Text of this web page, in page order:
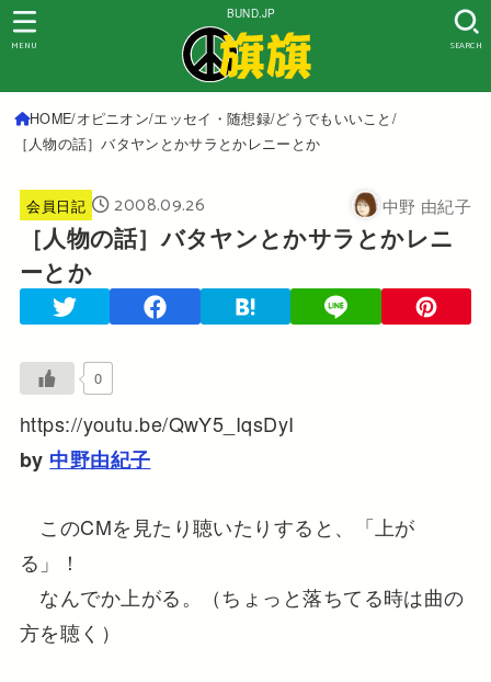
BUND.JP
SEARCH
MENU
HOME オピニオン エッセイ・随想録 どうでもいいこと
［人物の話］バタヤンとかサラとかレニーとか
会員日記 2008.09.26 中野 由紀子
［人物の話］バタヤンとかサラとかレニ
ーとか
0
https://youtu.be/QwY5_IqsDyI
by 中野由紀子
このCMを見たり聴いたりすると、「上が
る」！
なんでか上がる。（ちょっと落ちてる時は曲の
方を聴く）